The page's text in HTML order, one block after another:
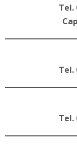
Tel.
Tel.
Tel.